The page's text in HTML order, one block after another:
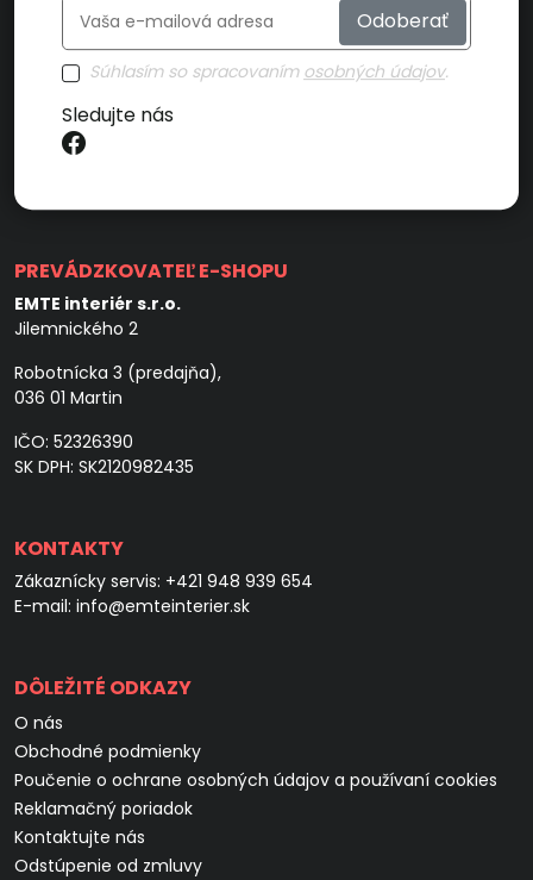
Odoberať
Súhlasím so spracovaním osobných údajov.
Sledujte nás
PREVÁDZKOVATEĽ E-SHOPU
EMTE interiér s.r.o.
Jilemnického 2
Robotnícka 3 (predajňa),
036 01 Martin
IČO: 52326390
SK DPH: SK2120982435
KONTAKTY
Zákaznícky servis: +421 948 939 654
E-mail: info@emteinterier.sk
DÔLEŽITÉ ODKAZY
O nás
Obchodné podmienky
Poučenie o ochrane osobných údajov a používaní cookies
Reklamačný poriadok
Kontaktujte nás
Odstúpenie od zmluvy